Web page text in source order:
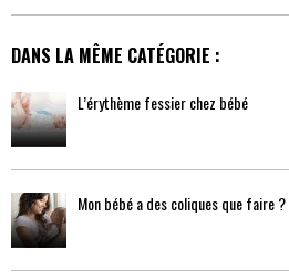
DANS LA MÊME CATÉGORIE :
L’érythème fessier chez bébé
Mon bébé a des coliques que faire ?